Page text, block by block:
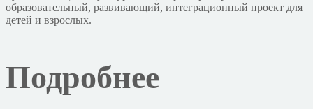
образовательный, развивающий, интеграционный проект для
детей и взрослых.
Подробнее